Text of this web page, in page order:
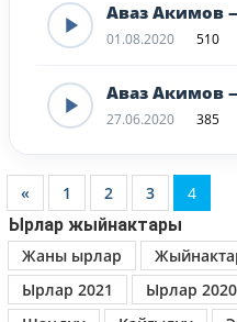
Аваз Акимов
01.08.2020 510
Аваз Акимов
27.06.2020 385
« 1 2 3
4
Ырлар жыйнактары
Жаны ырлар
Ырлар 2021
Ырлар 2020